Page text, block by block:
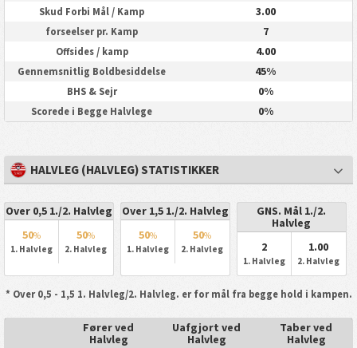
Skud Forbi Mål / Kamp 3.00
forseelser pr. Kamp 7
Offsides / kamp 4.00
Gennemsnitlig Boldbesiddelse 45%
BHS & Sejr 0%
Scorede i Begge Halvlege 0%
HALVLEG (HALVLEG) STATISTIKKER
Over 0,5 1./2. Halvleg
50%
1. Halvleg
50%
2. Halvleg
Over 1,5 1./2. Halvleg
50%
1. Halvleg
50%
2. Halvleg
GNS. Mål 1./2.
Halvleg
2
1. Halvleg
1.00
2. Halvleg
* Over 0,5 - 1,5 1. Halvleg/2. Halvleg. er for mål fra begge hold i kampen.
Fører ved
Halvleg
Uafgjort ved
Halvleg
Taber ved
Halvleg